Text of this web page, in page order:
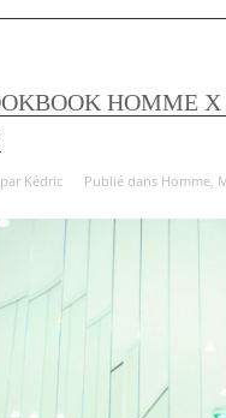
HOMME X
Kédric Publié dans Homme,